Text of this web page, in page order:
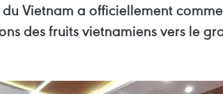
Vietnam a officiellement
des fruits vietnamiens vers le